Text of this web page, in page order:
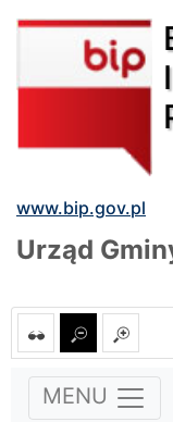
www.bip.gov.pl
Urząd
MENU